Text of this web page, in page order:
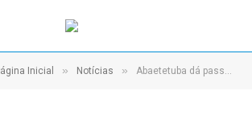
Inicial » Notícias » Abaetetuba dá passo histórico rumo à transição energética com o projeto piloto USI+Solar